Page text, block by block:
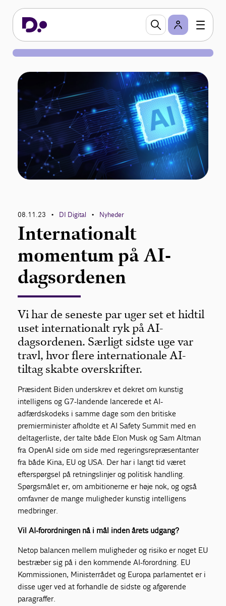
08.11.23 • DI Digital • Nyheder
Internationalt
momentum på AI-
dagsordenen
Vi har de seneste par uger set et hidtil
uset internationalt ryk på AI-
dagsordenen. Særligt sidste uge var
travl, hvor flere internationale AI-
tiltag skabte overskrifter.
Præsident Biden underskrev et dekret om kunstig
intelligens og G7-landende lancerede et AI-
adfærdskodeks i samme dage som den britiske
premierminister afholdte et AI Safety Summit med en
deltagerliste, der talte både Elon Musk og Sam Altman
fra OpenAI side om side med regeringsrepræsentanter
fra både Kina, EU og USA. Der har i langt tid været
efterspørgsel på retningslinjer og politisk handling.
Spørgsmålet er, om ambitionerne er høje nok, og også
omfavner de mange muligheder kunstig intelligens
medbringer.
Vil AI-forordningen nå i mål inden årets udgang?
Netop balancen mellem muligheder og risiko er noget EU
bestræber sig på i den kommende AI-forordning. EU
Kommissionen, Ministerrådet og Europa parlamentet er i
disse uger ved at forhandle de sidste og afgørende
paragraffer.